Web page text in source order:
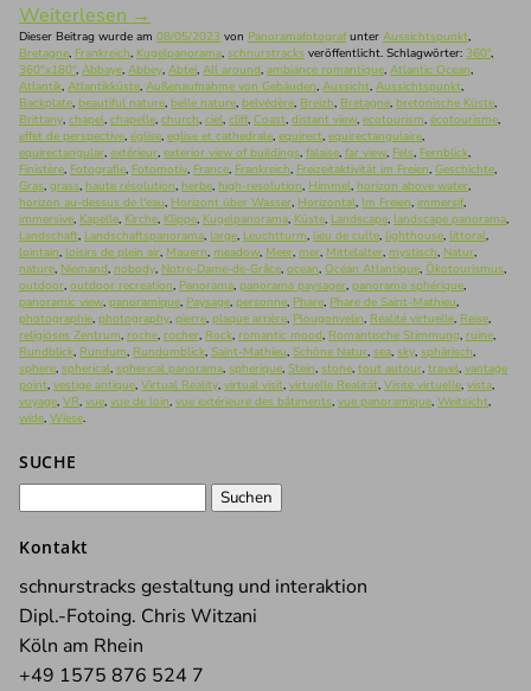
Weiterlesen →
Dieser Beitrag wurde am 08/05/2023 von Panoramafotografunter Aussichtspunkt,
Bretagne, Frankreich, Kugelpanorama, schnurstracks veröffentlicht. Schlagwörter: 360°,
360°x180°, Abbaye, Abbey, Abtei, All around, ambiance romantique, Atlantic Ocean,
Atlantik, Atlantikküste, Außenaufnahme von Gebäuden, Aussicht, Aussichtspunkt,
Backplate, beautiful nature, belle nature, belvédère, Breizh, Bretagne, bretonische Küste,
Brittany, chapel, chapelle, church, ciel, cliff, Coast, distant view, ecotourism, écotourisme,
effet de perspective, église, eglise et cathedrale, equirect, equirectangulaire,
equirectangular, extérieur, exterior view of buildings, falaise, far view, Fels, Fernblick,
Finistère, Fotografie, Fotomotiv, France, Frankreich, Freizeitaktivität im Freien, Geschichte,
Gras, grass, haute résolution, herbe, high-resolution, Himmel, horizon above water,
horizon au-dessus de l'eau, Horizont über Wasser, Horizontal, Im Freien, immersif,
immersive, Kapelle, Kirche, Klippe, Kugelpanorama, Küste, Landscape, landscape panorama,
Landschaft, Landschaftspanorama, large, Leuchtturm, lieu de culte, lighthouse, littoral,
lointain, loisirs de plein air, Mauern, meadow, Meer, mer, Mittelalter, mystisch, Natur,
nature, Niemand, nobody, Notre-Dame-de-Grâce, ocean, Océan Atlantique, Ökotourismus,
outdoor, outdoor recreation, Panorama, panorama paysager, panorama sphérique,
panoramic view, panoramique, Paysage, personne, Phare, Phare de Saint-Mathieu,
photographie, photography, pierre, plaque arrière, Plougonvelin, Réalité virtuelle, Reise,
religiöses Zentrum, roche, rocher, Rock, romantic mood, Romantische Stimmung, ruine,
Rundblick, Rundum, Rundumblick, Saint-Mathieu, Schöne Natur, sea, sky, sphärisch,
sphere, spherical, spherical panorama, spherique, Stein, stone, tout autour, travel, vantage
point, vestige antique, Virtual Reality, virtual visit, virtuelle Realität, Visite virtuelle, vista,
voyage, VR, vue, vue de loin, vue extérieure des bâtiments, vue panoramique, Weitsicht,
wide, Wiese.
SUCHE
Kontakt
schnurstracks gestaltung und interaktion
Dipl.-Fotoing. Chris Witzani
Köln am Rhein
+49 1575 876 524 7